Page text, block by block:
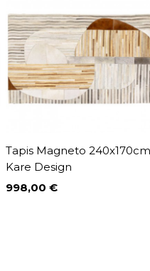
Tapis Magneto 240x170cm
Kare Design
Prix
998,00 €